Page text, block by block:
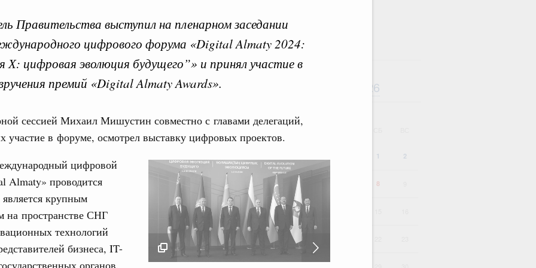
Правительства выступил на пленарном заседании
цифрового форума «Digital Almaty 2024:
Х: цифровая эволюция будущего”» и принял участие в
премий «Digital Almaty Awards».
сессией Михаил Мишустин совместно с главами делегаций,
в форуме, осмотрел выставку цифровых проектов.
цифровой
Almaty» проводится
крупным
на пространстве СНГ
технологий
бизнеса, IT-
органов,
организации. Добровольчество и волонтёрство.
медиков с 10-летием
Татьяна Голикова поздравила участников
Вчера
комиссии Всероссийского конкурса лучших
2026
1 2
5 8
10 11 12
17 18 19